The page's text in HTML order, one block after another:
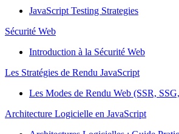
JavaScript Testing Strategies
Sécurité Web
Introduction à la Sécurité Web
Les Stratégies de Rendu JavaScript
Les Modes de Rendu Web (SSR,
Architecture Logicielle en JavaScript